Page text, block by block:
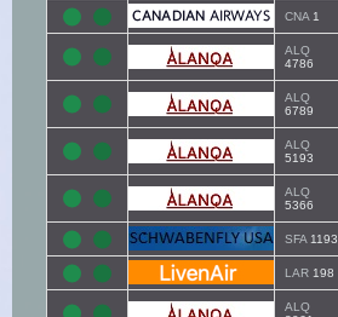
CNA 1
ALQ
4786
ALQ
6789
ALQ
5193
ALQ
5366
SFA 1193
LAR 198
ALQ